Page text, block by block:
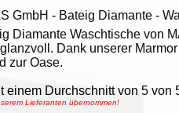
GmbH - Bateig Diamante -
Diamante Waschtische von
Dank unserer
zur Oase.
einem Durchschnitt von 5 von
Lieferanten übernommen!